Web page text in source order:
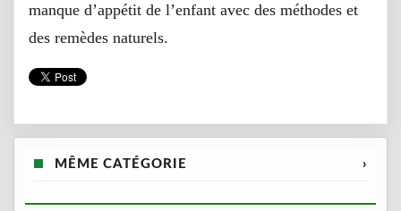
manque d’appétit de l’enfant avec des méthodes et
des remèdes naturels.
MÊME CATÉGORIE ›